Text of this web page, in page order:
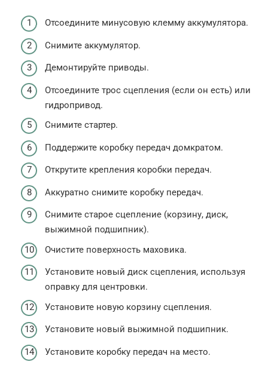
Отсоедините минусовую клемму аккумулятора.
Снимите аккумулятор.
Демонтируйте приводы.
Отсоедините трос сцепления (если он есть) или
гидропривод.
Снимите стартер.
Поддержите коробку передач домкратом.
Открутите крепления коробки передач.
Аккуратно снимите коробку передач.
Снимите старое сцепление (корзину, диск,
выжимной подшипник).
Очистите поверхность маховика.
Установите новый диск сцепления, используя
оправку для центровки.
Установите новую корзину сцепления.
Установите новый выжимной подшипник.
Установите коробку передач на место.